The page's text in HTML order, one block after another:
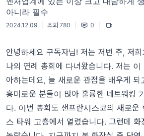
아니라 필수
2024.12.09 조회 780 0
안녕하세요 구독자님! 저는 저번 주, 저
나의 연례 총회에 다녀왔습니다. 저는 이
아하는데요, 늘 새로운 관점을 배우게
흥미로운 분들이 많아 훌륭한 네트워킹
다. 이번 총회도 샌프란시스코의 새로운
스 타워 고층에서 열렸습니다. 그런데